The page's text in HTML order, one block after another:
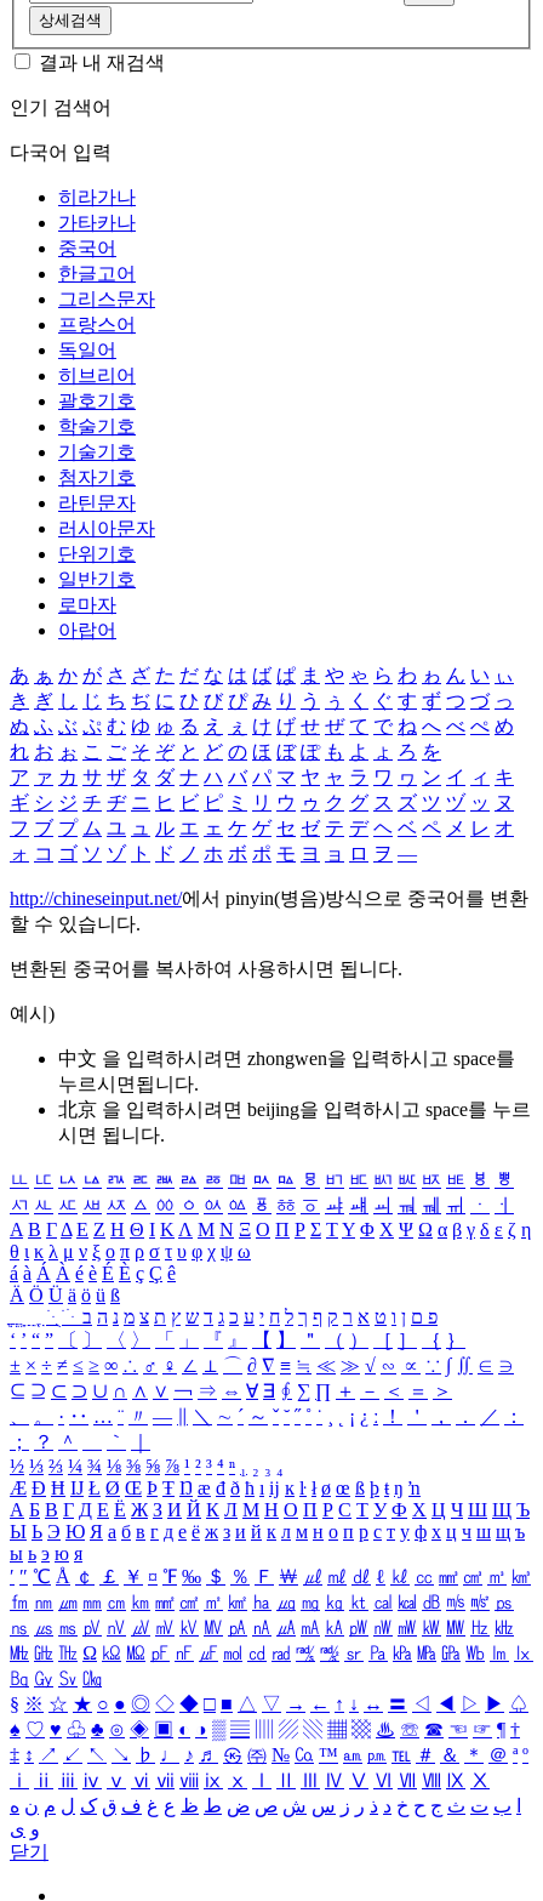
상세검색
결과 내 재검색
인기 검색어
다국어 입력
히라가나
가타카나
중국어
한글고어
그리스문자
프랑스어
독일어
히브리어
괄호기호
학술기호
기술기호
첨자기호
라틴문자
러시아문자
단위기호
일반기호
로마자
아랍어
あ ぁ か が さ ざ た だ な は ば ぱ ま や ゃ ら わ ゎ ん い ぃ
き ぎ し じ ち ぢ に ひ び ぴ み り う ぅ く ぐ す ず つ づ っ
ぬ ふ ぶ ぷ む ゆ ゅ る え ぇ け げ せ ぜ て で ね へ べ ぺ め
れ お ぉ こ ご そ ぞ と ど の ほ ぼ ぽ も よ ょ ろ を
ア ァ カ サ ザ タ ダ ナ ハ バ パ マ ヤ ャ ラ ワ ヮ ン イ ィ キ
ギ シ ジ チ ヂ ニ ヒ ビ ピ ミ リ ウ ゥ ク グ ス ズ ツ ヅ ッ ヌ
フ ブ プ ム ユ ュ ル エ ェ ケ ゲ セ ゼ テ デ ヘ ベ ペ メ レ オ
ォ コ ゴ ソ ゾ ト ド ノ ホ ボ ポ モ ヨ ョ ロ ヲ ―
http://chineseinput.net/에서 pinyin(병음)방식으로 중국어를 변환
할 수 있습니다.
변환된 중국어를 복사하여 사용하시면 됩니다.
예시)
中文 을 입력하시려면 zhongwen을 입력하시고 space를
누르시면됩니다.
北京 을 입력하시려면 beijing을 입력하시고 space를 누르
시면 됩니다.
ㅥ ㅦ ㅧ ㅨ ㅩ ㅪ ㅫ ㅬ ㅭ ㅮ ㅯ ㅰ ㅱ ㅲ ㅳ ㅴ ㅵ ㅶ ㅷ ㅸ
ㅹ
ㅺ ㅻ ㅼ ㅽ ㅾ ㅿ ㆀ ㆁ ㆂ ㆃ ㆄ ㆅ ㆆ ㆇ ㆈ ㆉ ㆊ ㆋ ㆌ ㆍ
ㆎ
Α Β ΓΔ Ε Ζ Η Θ Ι ΚΛ Μ Ν Ξ Ο Π Ρ Σ ΤΥ Φ Χ Ψ Ω α β γ δ ε ζ η
θ ι κ λ μ ν ξ ο π ρ σ τ υ φ χ ψ ω
á à Á À é è É È ç Ç ê
Ä Ö Ü ä ö ü ß
ִֶֹ ֻּ ׁׂ פ ם ן ו ט א ר ק ף ך ל ח י ע כ ג ד ש ץ ת צ מ נ ה ב
‘ ’ “ ” 〔 〕 〈 〉 「 」 『 』 【 】 ＂ （ ） ［ ］ ｛ ｝
± × ÷ ≠ ≤ ≥ ∞ ∴ ♂ ♀ ∠ ⊥ ⌒ ∂ ∇ ≡ ≒ ≪ ≫ √ ∽ ∝ ∵ ∫ ∬ ∈ ∋
⊆ ⊇ ⊂ ⊃ ∪ ∩ ∧ ∨ ￢ ⇒ ⇔ ∀ ∃ ∮ ∑ ∏ ＋ － ＜ ＝
＞
、
。 · ‥ … ¨ 〃 ― ＼ ∼ ´ ～ ˇ ˘ ˝ ˚ ˙ ¸ ¡ ¿ ː ！ ＇ ， ． ／
：
；
？ ＾ ｀
½ ⅓ ⅔ ¼ ¾ ⅛ ⅜ ⅝ ⅞ ¹ ² ³ ⁴ ⁿ ₁ ₂ ₃ ₄
Æ Ð Ħ Ĳ Ł Ø Œ Þ Ŧ Ŋ æ đ ð ħ ı ĳ ĸ ŀ ł ø œ ß þ ŧ ŋ ŉ
А Б В Г Д Е Ё Ж З И Й К Л М Н О П Р С Т У Ф Х Ц Ч Ш Щ Ъ
Ы Ь Э Ю Я а б в г д е ё ж з и й к л м н о п р с т у ф х ц ч ш щ ъ
ы ь э ю я
′ ″ ℃ Å ￠ ￡ ￥ ¤ ℉ ‰ ＄ ％ Ｆ ￦ ㎕ ㎖ ㎗ ℓ ㎘ ㏄ ㎣ ㎤ ㎥ ㎦
㎙ ㎚ ㎛ ㎜ ㎝ ㎞ ㎟ ㎠ ㎡ ㎢ ㏊ ㎍ ㎎ ㎏ ㏏ ㎈ ㎉ ㏈ ㎧ ㎨ ㎰
㎱ ㎲ ㎳ ㎴ ㎵ ㎶ ㎷ ㎸ ㎹ ㎀ ㎁ ㎂ ㎃ ㎄ ㎺ ㎻ ㎽ ㎾ ㎿ ㎐ ㎑
㎒ ㎓ ㎔ Ω ㏀ ㏁ ㎊ ㎋ ㎌ ㏖ ㏅ ㎭ ㎮ ㎯ ㏛ ㎩ ㎪ ㎫ ㎬ ㏝ ㏐
㏓
㏃ ㏉ ㏜ ㏆
§ ※ ☆ ★ ○ ● ◎ ◇ ◆ □ ■ △ ▽ → ← ↑ ↓ ↔ 〓 ◁ ◀ ▷ ▶ ♤
♠ ♡ ♥ ♧ ♣ ⊙ ◈ ▣ ◐ ◑ ▒ ▤ ▨ ▧ ▦ ▩ ♨ ☏ ☎ ☜ ☞ ¶ †
‡ ↕ ↗ ↙ ↖ ↘ ♭ ♩ ♪ ♬ ㉿ ㈜ № ㏇ ™ ㏂ ㏘ ℡ ＃ ＆ ＊ ＠ ª º
ⅰ
ⅱ ⅲ ⅳ ⅴ ⅵ ⅶ ⅷ ⅸ ⅹ Ⅳ Ⅴ Ⅵ Ⅶ Ⅷ Ⅸ Ⅹ
ب ت ث ج ح خ د ذ ر ز س ش ص ض ط ظ ع غ ف ق ک ل م ن ه
و ی
닫기